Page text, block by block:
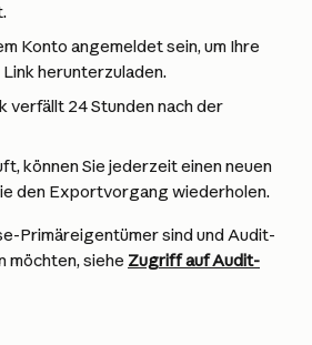
Konto angemeldet sein, um Ihre
herunterzuladen.
verfällt 24 Stunden nach der
können Sie jederzeit einen neuen
den Exportvorgang wiederholen.
Primäreigentümer sind und Audit-
möchten, siehe Zugriff auf Audit-